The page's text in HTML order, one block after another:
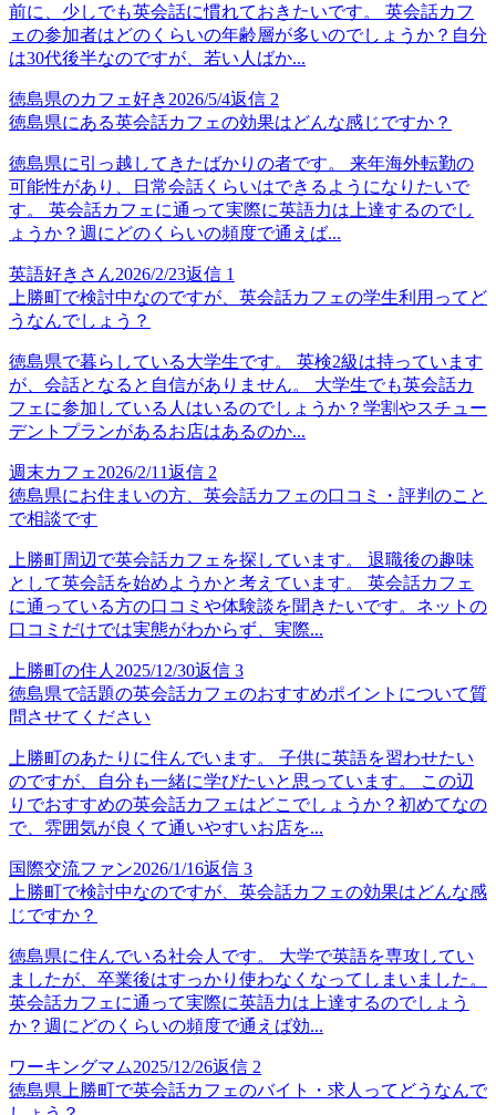
前に、少しでも英会話に慣れておきたいです。 英会話カフ
ェの参加者はどのくらいの年齢層が多いのでしょうか？自分
は30代後半なのですが、若い人ばか...
徳島県のカフェ好き 2026/5/4返信 2
徳島県にある英会話カフェの効果はどんな感じですか？
徳島県に引っ越してきたばかりの者です。 来年海外転勤の
可能性があり、日常会話くらいはできるようになりたいで
す。 英会話カフェに通って実際に英語力は上達するのでし
ょうか？週にどのくらいの頻度で通えば...
英語好きさん2026/2/23返信 1
上勝町で検討中なのですが、英会話カフェの学生利用ってど
うなんでしょう？
徳島県で暮らしている大学生です。 英検2級は持っています
が、会話となると自信がありません。 大学生でも英会話カ
フェに参加している人はいるのでしょうか？学割やスチュー
デントプランがあるお店はあるのか...
週末カフェ 2026/2/11返信 2
徳島県にお住まいの方、英会話カフェの口コミ・評判のこと
で相談です
上勝町周辺で英会話カフェを探しています。 退職後の趣味
として英会話を始めようかと考えています。 英会話カフェ
に通っている方の口コミや体験談を聞きたいです。ネットの
口コミだけでは実態がわからず、実際...
上勝町の住人 2025/12/30返信 3
徳島県で話題の英会話カフェのおすすめポイントについて質
問させてください
上勝町のあたりに住んでいます。 子供に英語を習わせたい
のですが、自分も一緒に学びたいと思っています。 この辺
りでおすすめの英会話カフェはどこでしょうか？初めてなの
で、雰囲気が良くて通いやすいお店を...
国際交流ファン2026/1/16返信 3
上勝町で検討中なのですが、英会話カフェの効果はどんな感
じですか？
徳島県に住んでいる社会人です。 大学で英語を専攻してい
ましたが、卒業後はすっかり使わなくなってしまいました。
英会話カフェに通って実際に英語力は上達するのでしょう
か？週にどのくらいの頻度で通えば効...
ワーキングマム2025/12/26返信 2
徳島県上勝町で英会話カフェのバイト・求人ってどうなんで